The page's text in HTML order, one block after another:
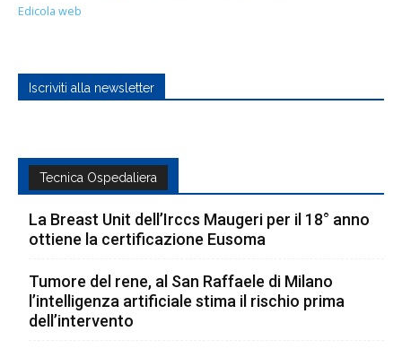
Edicola web
Iscriviti alla newsletter
Tecnica Ospedaliera
La Breast Unit dell’Irccs Maugeri per il 18° anno
ottiene la certificazione Eusoma
Tumore del rene, al San Raffaele di Milano
l’intelligenza artificiale stima il rischio prima
dell’intervento